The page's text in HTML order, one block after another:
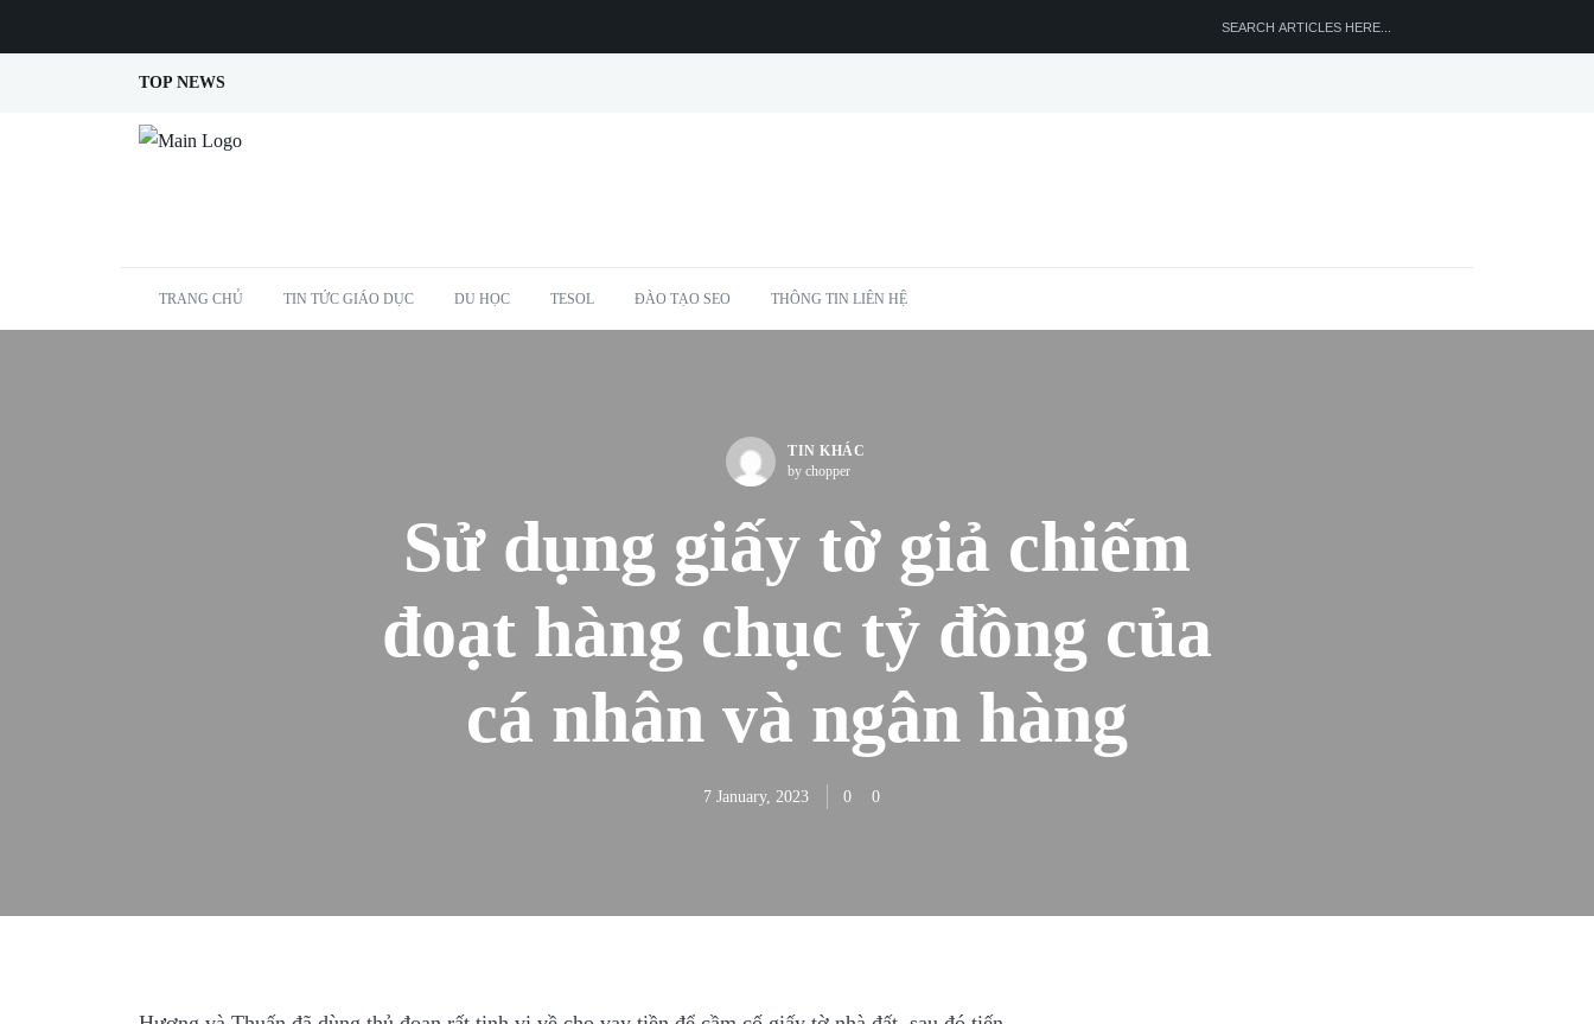
TOP NEWS
TRANG CHỦ TIN TỨC GIÁO DỤC DU HỌC TESOL ĐÀO TẠO SEO THÔNG TIN LIÊN HỆ
TIN KHÁC
by chopper
Sử dụng giấy tờ giả chiếm
đoạt hàng chục tỷ đồng của
cá nhân và ngân hàng
7 January, 2023 0 0